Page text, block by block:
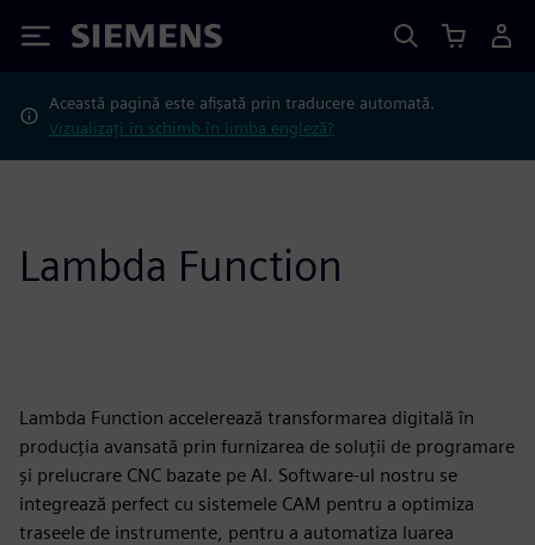
Siemens
Această pagină este afișată prin traducere automată.
Vizualizați în schimb în limba engleză?
Lambda Function
Lambda Function accelerează transformarea digitală în
producția avansată prin furnizarea de soluții de programare
și prelucrare CNC bazate pe AI. Software-ul nostru se
integrează perfect cu sistemele CAM pentru a optimiza
traseele de instrumente, pentru a automatiza luarea